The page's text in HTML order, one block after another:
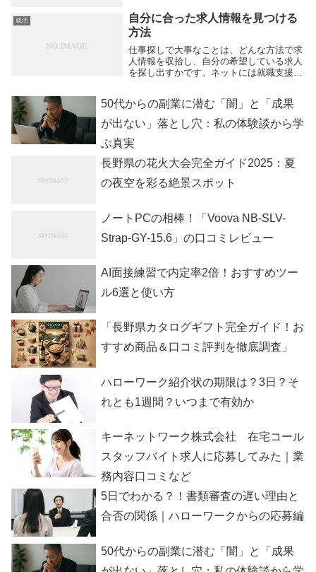
という形が、社会人としての働き方でし
た。日本の企業は終身雇用制が基本であ
り、定年退職まで...
就活
自分に合った求人情報を見つける
方法
仕事探しで大事なことは、どんな方法で求
人情報を収拾し、自分の希望している求人
を探し出すかです。ネットには就職支援サ
をあっせんしている企業が運営しているも
のが多く、求...
50代からの副業に潜む「闇」と「成果
が出ない」落とし穴：私の体験談から学
ぶ真実
長野県の花火大会完全ガイド2025：夏
の夜空を彩る絶景スポット
ノートPCの相棒！「Voova NB-SLV-
Strap-GY-15.6」の口コミレビュー
AI面接練習で内定率2倍！おすすめツー
ル6選と使い方
「長野県カタログギフト完全ガイド！お
すすめ商品＆口コミ評判を徹底調査」
ハローワーク紹介状の期限は？3日？そ
れとも1週間？いつまで有効か
キーネットワーク株式会社 在宅コール
スタッフバイト求人に応募してみた｜業
務内容口コミなど
5日でわかる？！書類審査の遅い理由と
合否の関係｜ハローワークからの応募編
50代からの副業に潜む「闇」と「成果